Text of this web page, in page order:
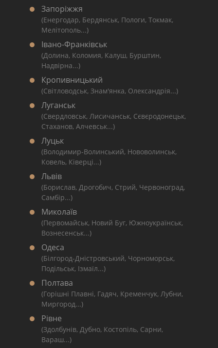
Запоріжжя
(Енергодар, Бердянськ, Пологи, Токмак,
Мелітополь...)
Івано-Франківськ
(Долина, Коломия, Калуш, Бурштин,
Надвірна...)
Кропивницький
(Світловодськ, Знам'янка, Олександрія...)
Луганськ
(Свердловськ, Лисичанськ, Сєвєродонецьк,
Стаханов, Алчевськ...)
Луцьк
(Володимир-Волинський, Нововолинськ,
Ковель, Ківерці...)
Львів
(Борислав, Дрогобич, Стрий, Червоноград,
Самбір...)
Миколаїв
(Первомайськ, Новий Буг, Южноукраїнськ,
Вознесенськ...)
Одеса
(Білгород-Дністровський, Чорноморськ,
Подільськ, Ізмаїл...)
Полтава
(Горішні Плавні, Гадяч, Кременчук, Лубни,
Миргород...)
Рівне
(Здолбунів, Дубно, Костопіль, Сарни,
Вараш...)